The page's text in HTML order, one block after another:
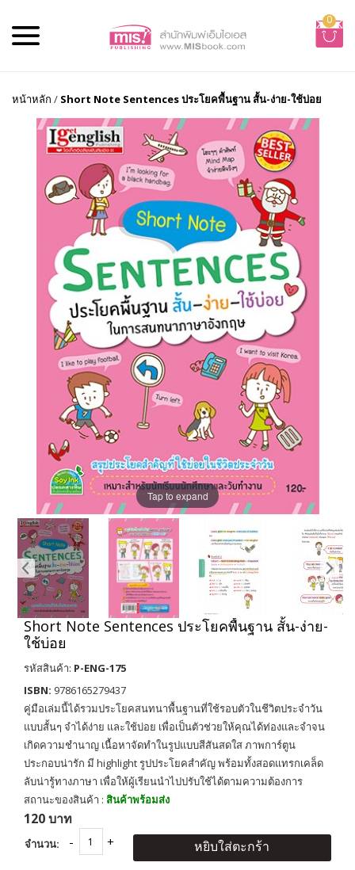
0
หน้าหลัก / Short Note Sentences ประโยคพื้นฐาน สั้น-ง่าย-ใช้บ่อย
Tap to expand
Short Note Sentences ประโยคพื้นฐาน สั้น-ง่าย-
ใช้บ่อย
รหัสสินค้า: P-ENG-175
ISBN: 9786165279437
คู่มือเล่มนี้ได้รวมประโยคสนทนาพื้นฐานที่ใช้รอบตัวในชีวิตประจำวัน
แบบสั้นๆ จำได้ง่าย และใช้บ่อย เพื่อเป็นตัวช่วยให้คุณได้ท่องและจำจน
เกิดความชำนาญ เนื้อหาจัดทำในรูปแบบสีสันสดใส ภาพการ์ตูน
ประกอบน่ารัก มี highlight รูปประโยคสำคัญ พร้อมทั้งสอดแทรกเคล็ด
ลับน่ารู้ทางภาษา เพื่อให้ผู้เรียนนำไปปรับใช้ได้ตามความต้องการ
สถานะของสินค้า : สินค้าพร้อมส่ง
120 บาท
จำนวน: หยิบใส่ตะกร้า